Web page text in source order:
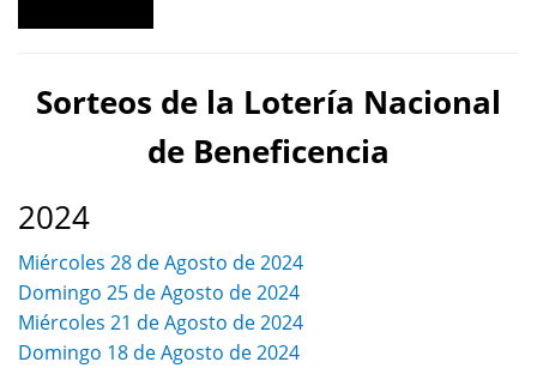
Sorteos de la Lotería Nacional
de Beneficencia
2024
Miércoles 28 de Agosto de 2024
Domingo 25 de Agosto de 2024
Miércoles 21 de Agosto de 2024
Domingo 18 de Agosto de 2024